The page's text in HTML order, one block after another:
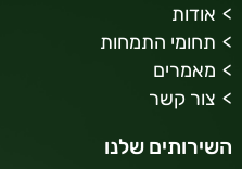
אודות
תחומי התמחות
מאמרים
צור קשר
השירותים שלנו